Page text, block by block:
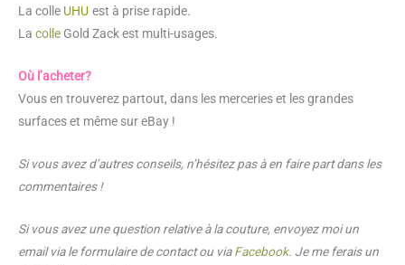
La colle UHU est à prise rapide.
La colle Gold Zack est multi-usages.
Où l’acheter?
Vous en trouverez partout, dans les merceries et les grandes
surfaces et même sur eBay !
Si vous avez d’autres conseils, n’hésitez pas à en faire part dans les
commentaires !
Si vous avez une question relative à la couture, envoyez moi un
email via le formulaire de contact ou viaFacebook. Je me ferais un